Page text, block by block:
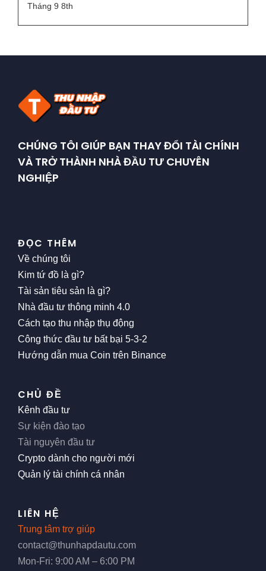
Tháng 9 8th
CHÚNG TÔI GIÚP BẠN THAY ĐỔI TÀI CHÍNH
VÀ TRỞ THÀNH NHÀ ĐẦU TƯ CHUYÊN
NGHIỆP
ĐỌC THÊM
Về chúng tôi
Kim tứ đồ là gì?
Tài sản tiêu sản là gì?
Nhà đầu tư thông minh 4.0
Cách tạo thu nhập thụ động
Công thức đầu tư bất bại 5-3-2
Hướng dẫn mua Coin trên Binance
CHỦ ĐỀ
Kênh đầu tư
Sự kiện đào tạo
Tài nguyên đầu tư
Crypto dành cho người mới
Quản lý tài chính cá nhân
LIÊN HỆ
Trung tâm trợ giúp
contact@thunhapdautu.com
Mon-Fri: 9:00 AM – 6:00 PM